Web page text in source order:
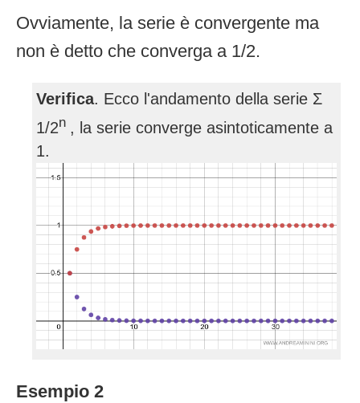
Ovviamente, la serie è convergente ma
non è detto che converga a 1/2.
Verifica. Ecco l'andamento della serie Σ
1/2n , la serie converge asintoticamente a
1.
Esempio 2